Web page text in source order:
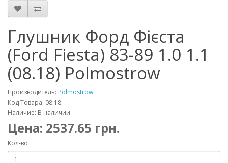
Глушник Форд Фієста
(Ford Fiesta) 83-89 1.0 1.1
(08.18) Polmostrow
Производитель: Polmostrow
Код Товара: 08.18
Наличие: В наличии
Цена: 2537.65 грн.
Кол-во